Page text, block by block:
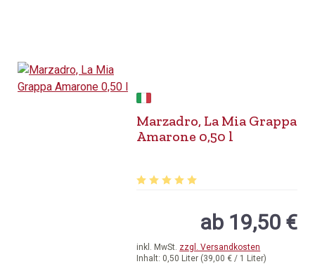
Marzadro, La Mia Grappa
Amarone 0,50 l
Inhalt: 0,50 Liter (39,00 € / 1 Liter)
inkl. MwSt. zzgl. Versandkosten
ab 19,50 €